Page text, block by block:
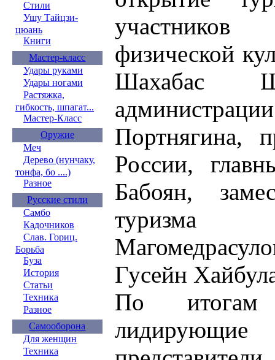
Стили
Ушу Тайцзи-
цюань
Книги
Мастер-класс
Удары руками
Удары ногами
Растяжка,
гибкость, шпагат...
Мастер-Класс
Оружие
Меч
Дерево (нунчаку,
тонфа, бо ....)
Разное
Русские стили
Самбо
Кадочников
Слав. Гориц.
Борьба
Буза
История
Статьи
Техника
Разное
Самооборона
Для женщин
Техника
физической
Шахабас
Портнягина,
России,
Бабоян,
туризма
Гусейн
По итогам
лидирующие